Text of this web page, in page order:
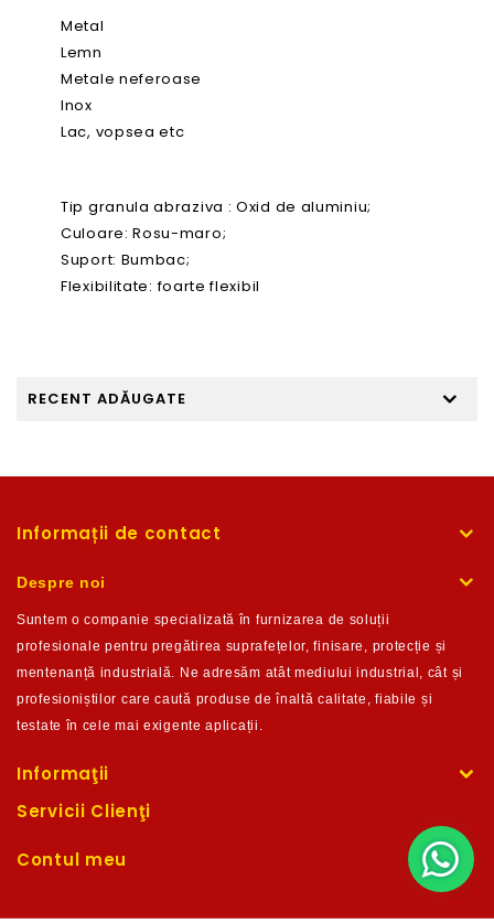
Metal
Lemn
Metale neferoase
Inox
Lac, vopsea etc
Tip granula abraziva : Oxid de aluminiu;
Culoare: Rosu-maro;
Suport: Bumbac;
Flexibilitate: foarte flexibil
RECENT ADĂUGATE
Informații de contact
Despre noi
Suntem o companie specializată în furnizarea de soluții
profesionale pentru pregătirea suprafețelor, finisare, protecție și
mentenanță industrială. Ne adresăm atât mediului industrial, cât și
profesioniștilor care caută produse de înaltă calitate, fiabile și
testate în cele mai exigente aplicații.
Informaţii
Servicii Clienţi
Contul meu